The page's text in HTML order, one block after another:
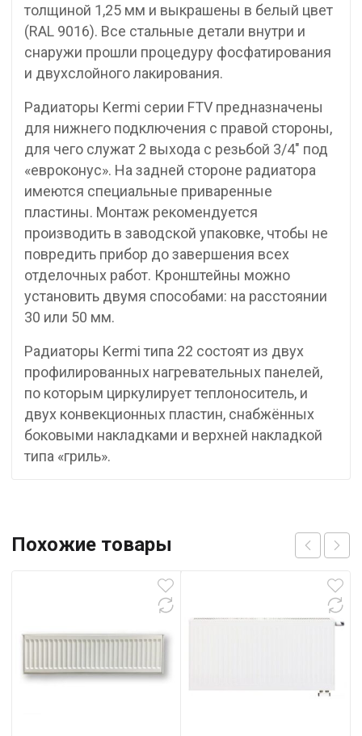
толщиной 1,25 мм и выкрашены в белый цвет
(RAL 9016). Все стальные детали внутри и
снаружи прошли процедуру фосфатирования
и двухслойного лакирования.
Радиаторы Kermi серии FTV предназначены
для нижнего подключения с правой стороны,
для чего служат 2 выхода с резьбой 3/4″ под
«евроконус». На задней стороне радиатора
имеются специальные приваренные
пластины. Монтаж рекомендуется
производить в заводской упаковке, чтобы не
повредить прибор до завершения всех
отделочных работ. Кронштейны можно
установить двумя способами: на расстоянии
30 или 50 мм.
Радиаторы Kermi типа 22 состоят из двух
профилированных нагревательных панелей,
по которым циркулирует теплоноситель, и
двух конвекционных пластин, снабжённых
боковыми накладками и верхней накладкой
типа «гриль».
Похожие товары